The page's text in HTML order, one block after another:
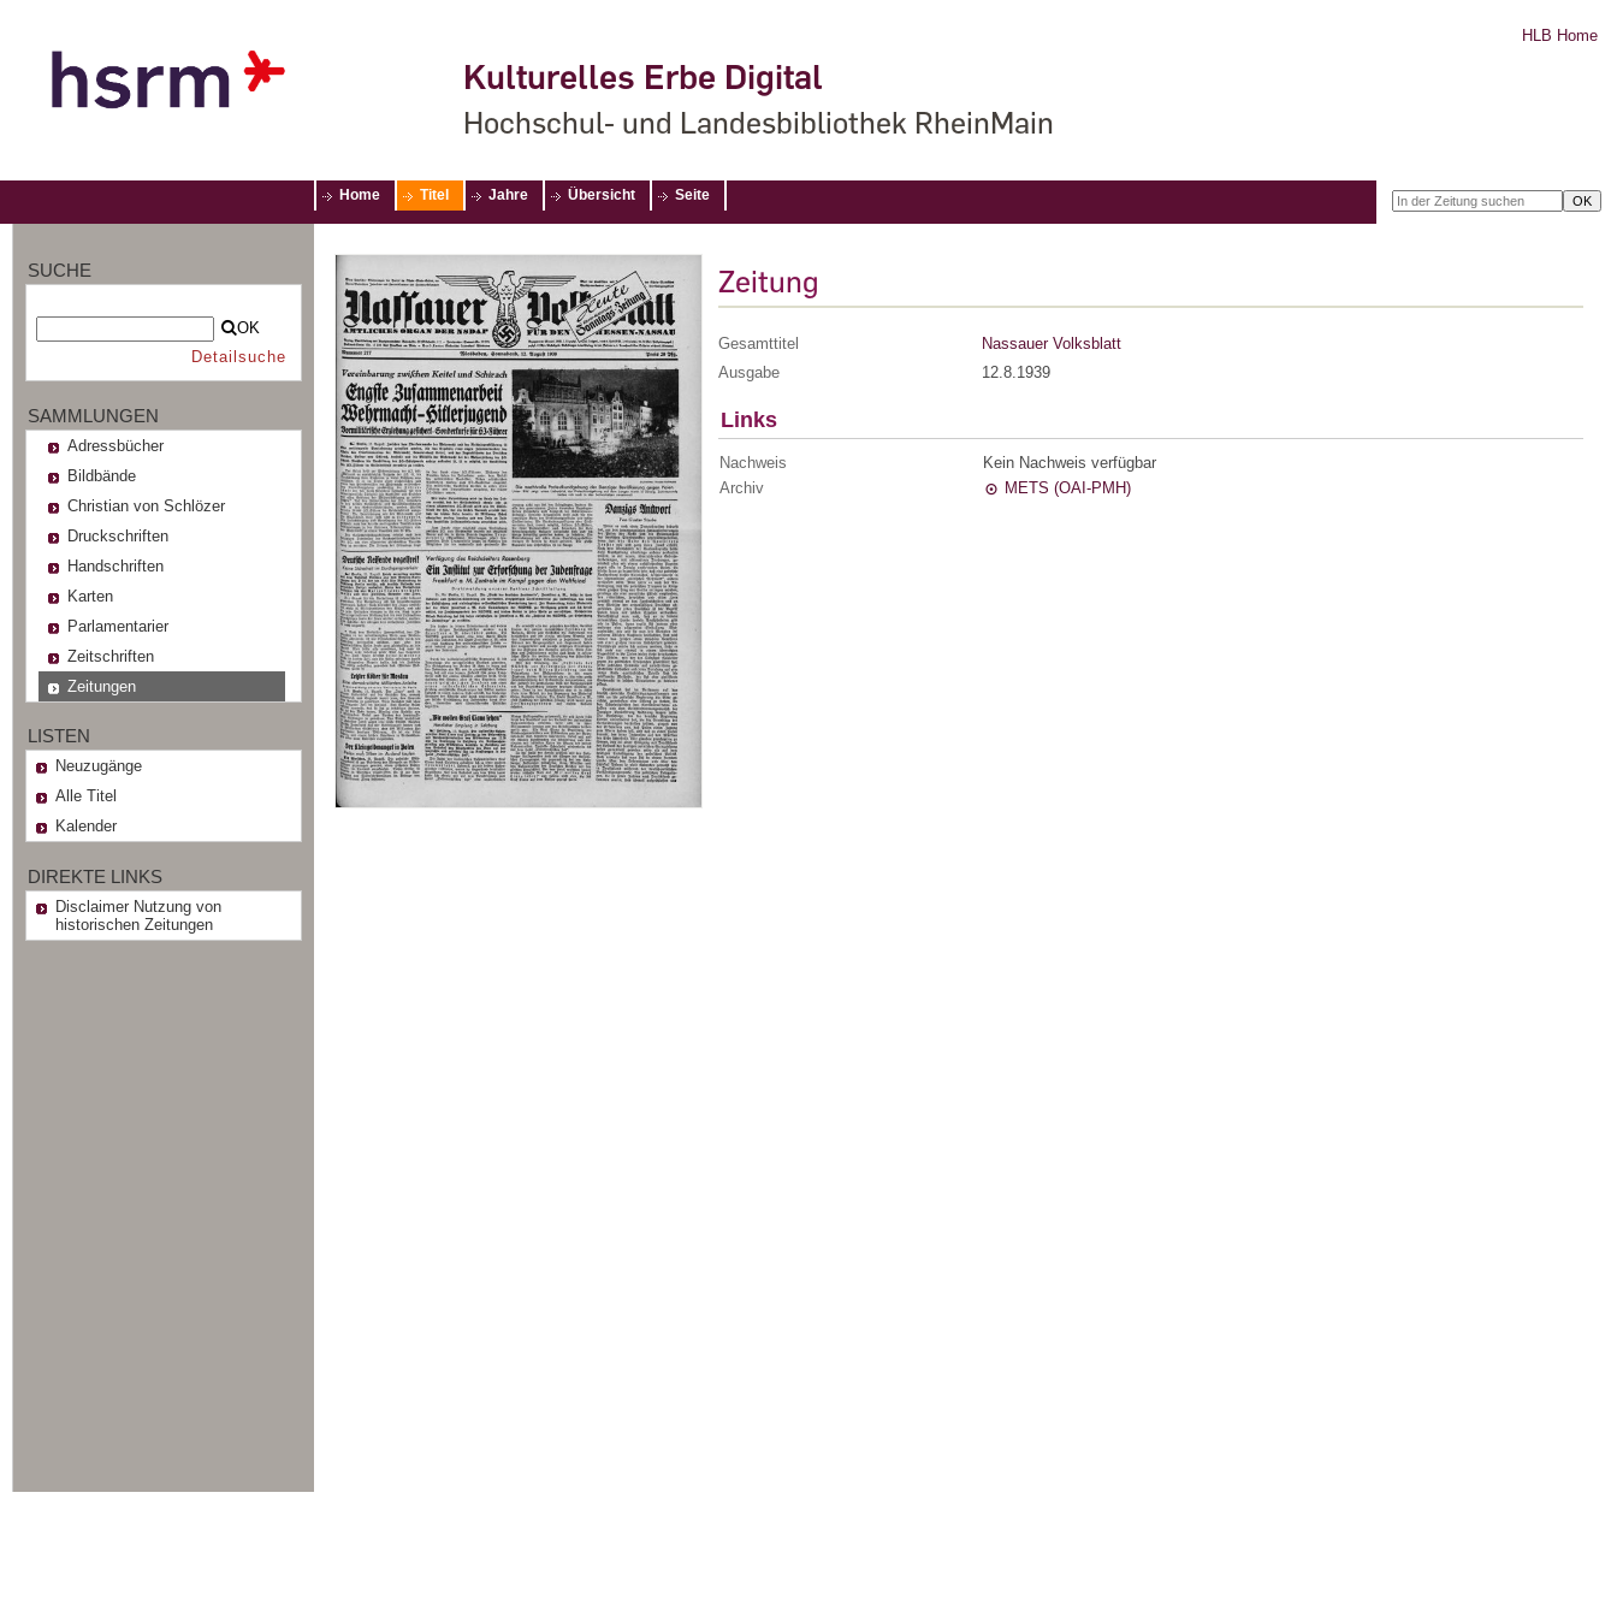
Kulturelles Erbe Digital
Hochschul- und Landesbibliothek RheinMain
HLB Home
Home Titel Jahre Übersicht Seite
SUCHE
OK
Detailsuche
SAMMLUNGEN
Adressbücher
Bildbände
Christian von Schlözer
Druckschriften
Handschriften
Karten
Parlamentarier
Zeitschriften
Zeitungen
LISTEN
Neuzugänge
Alle Titel
Kalender
DIREKTE LINKS
Disclaimer Nutzung von
historischen Zeitungen
Zeitung
Gesamttitel
Nassauer Volksblatt
Ausgabe
12.8.1939
Links
Nachweis
Kein Nachweis verfügbar
Archiv
METS (OAI-PMH)